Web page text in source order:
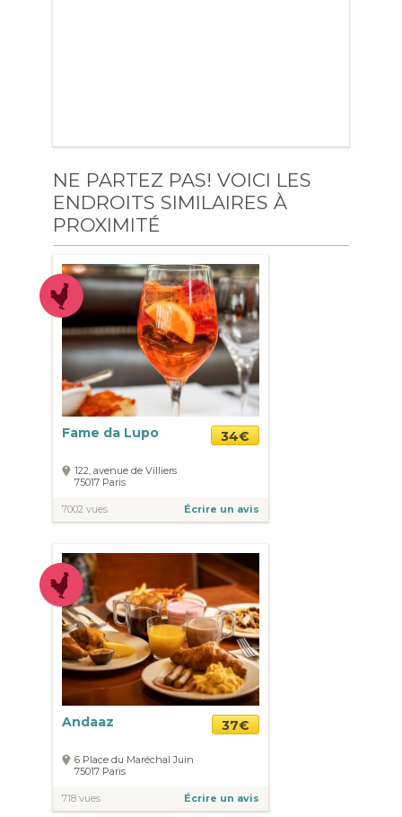
NE PARTEZ PAS! VOICI LES
ENDROITS SIMILAIRES À
PROXIMITÉ
Fame da Lupo 34€
122, avenue de Villiers
75017 Paris
7002 vues Écrire un avis
Andaaz 37€
6 Place du Maréchal Juin
75017 Paris
718 vues Écrire un avis